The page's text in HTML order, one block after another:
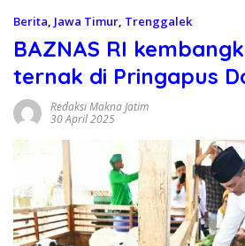
Berita Jawa Timur Trenggalek
BAZNAS RI
ternak di Pringapus
Redaksi Makna Jatim
30 April 2025